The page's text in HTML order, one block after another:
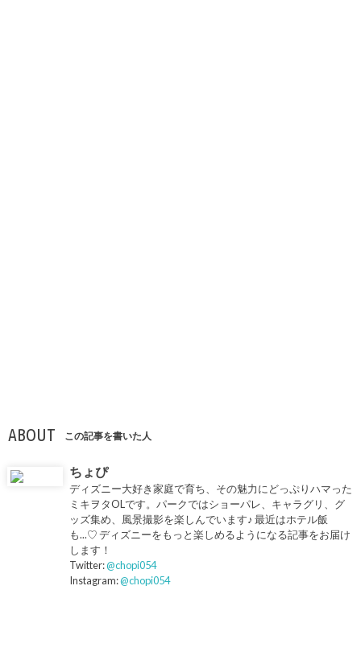
ABOUT この記事を書いた人
ちょぴ
ディズニー大好き家庭で育ち、その魅力にどっぷりハマった
ミキヲタOLです。パークではショーパレ、キャラグリ、グ
ッズ集め、風景撮影を楽しんでいます♪ 最近はホテル飯
も...♡ ディズニーをもっと楽しめるようになる記事をお届け
します！
Twitter:@chopi054
Instagram:@chopi054